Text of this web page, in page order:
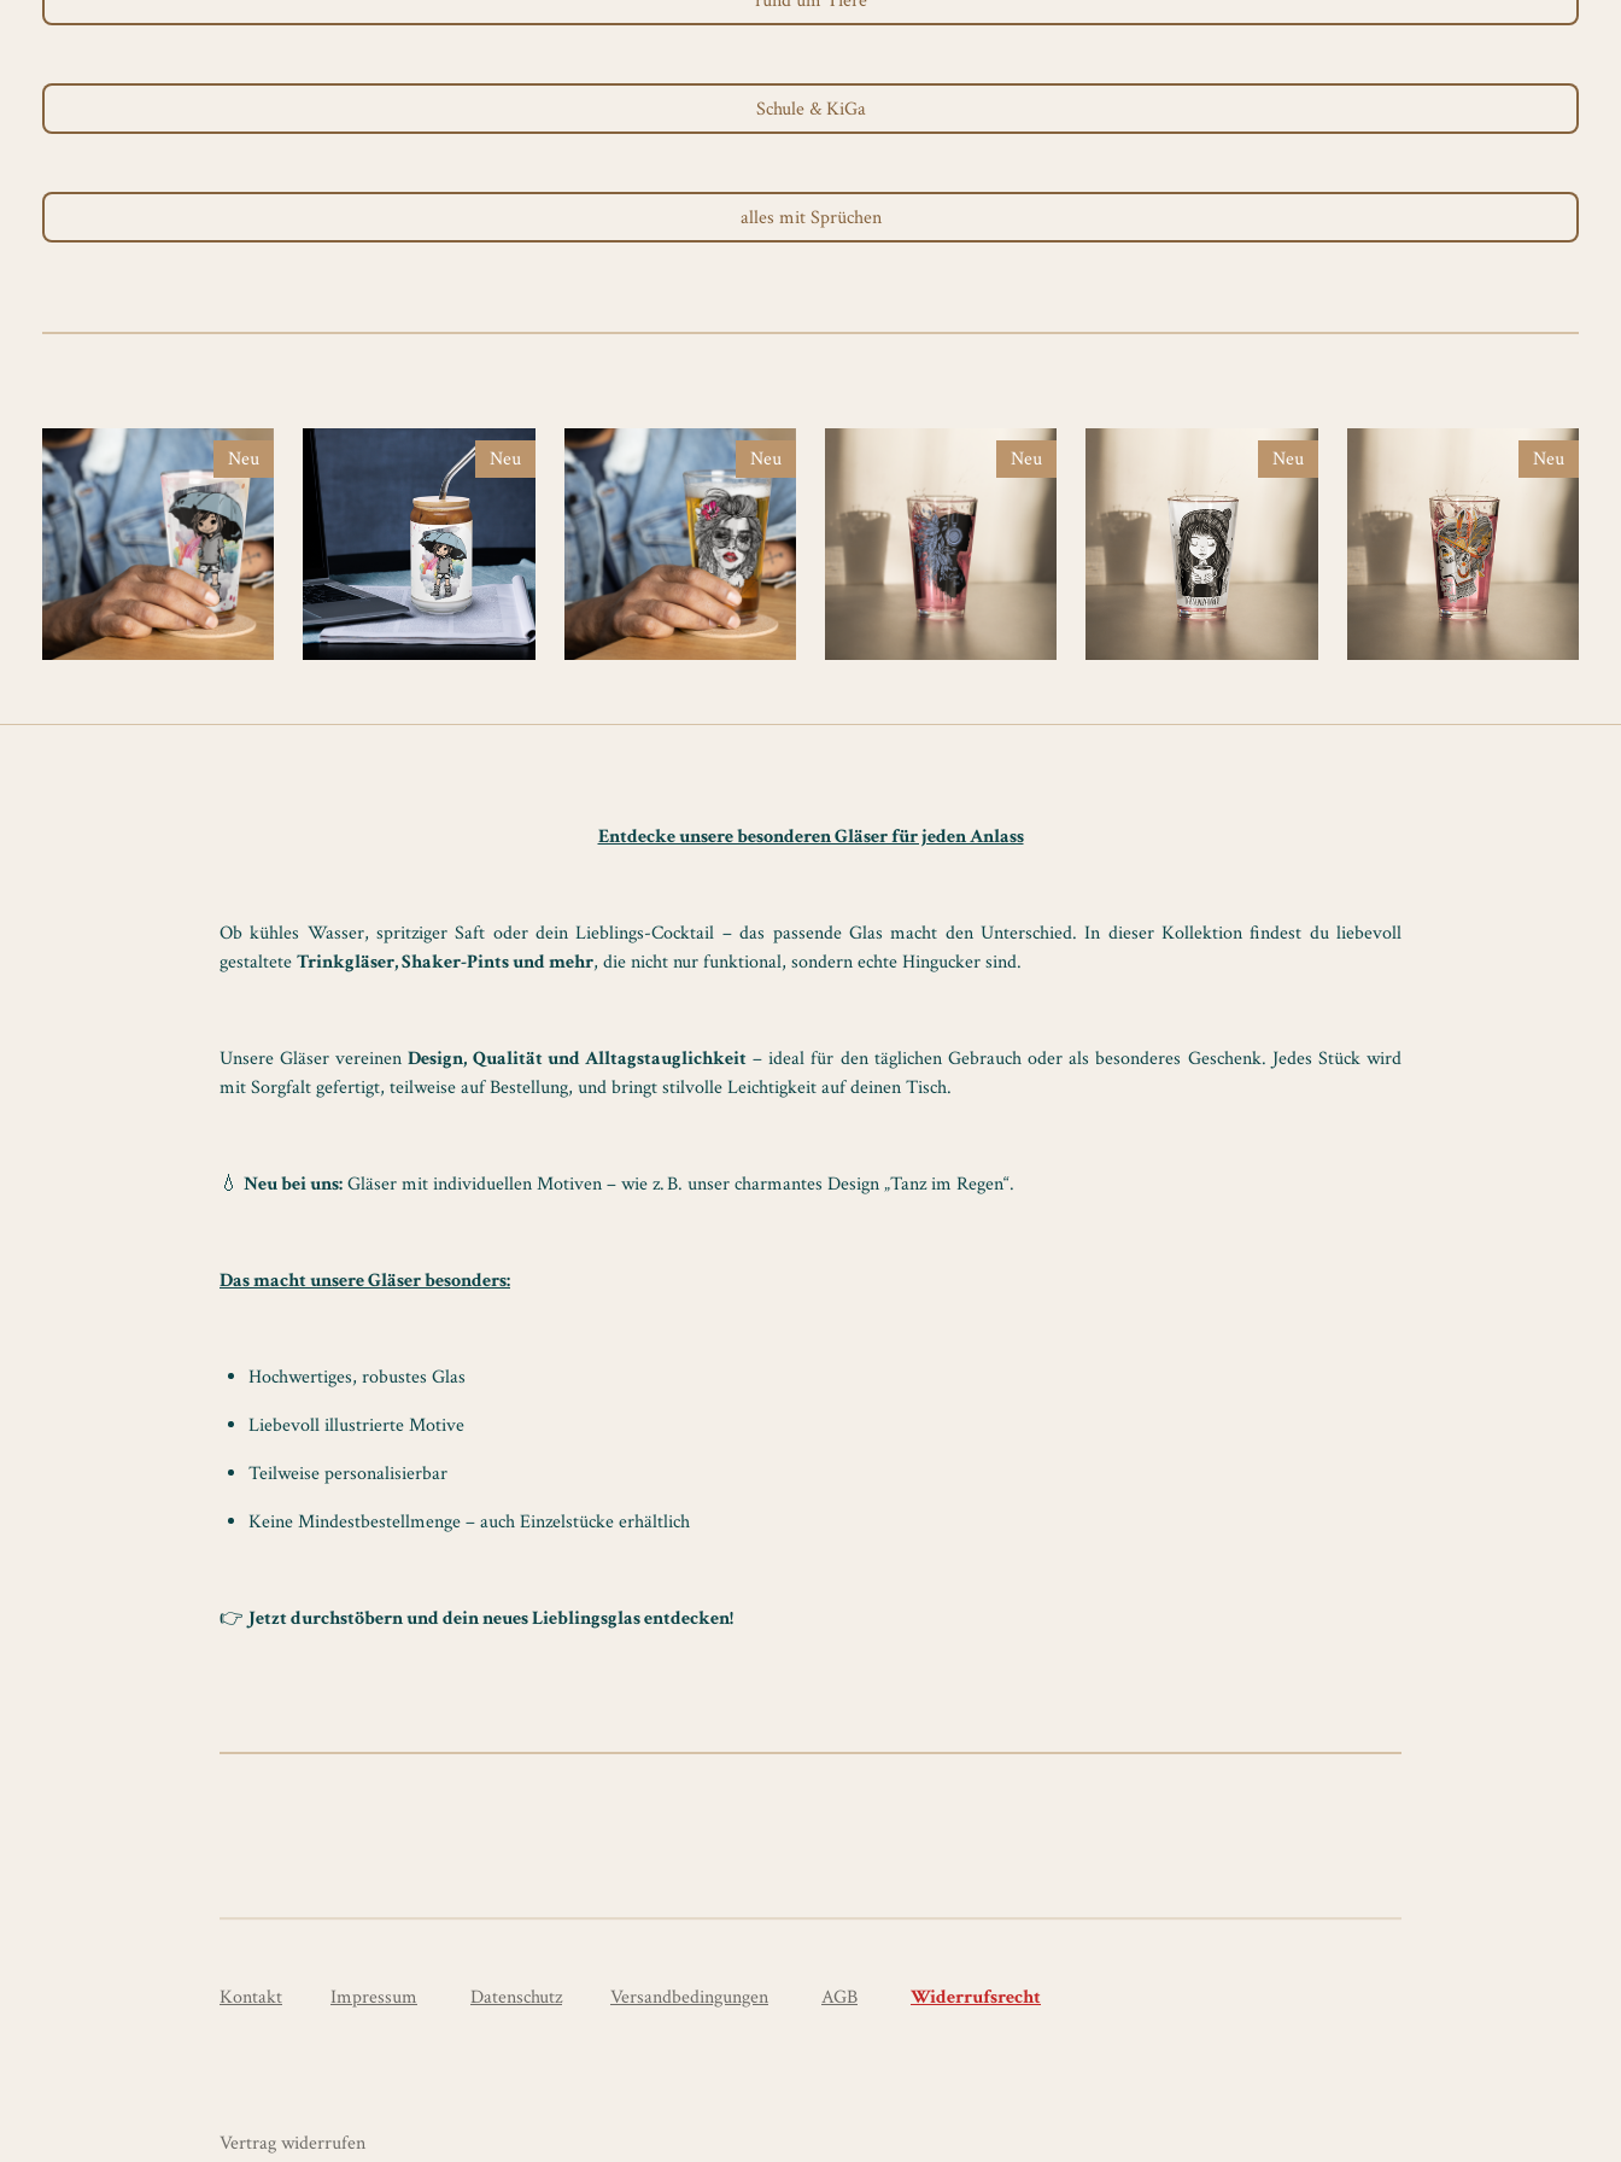
Schule & KiGa
alles mit Sprüchen
Neu Neu Neu Neu Neu Neu
Entdecke unsere besonderen Gläser für jeden Anlass
Ob kühles Wasser, spritziger Saft oder dein Lieblings-Cocktail – das passende Glas macht den Unterschied. In dieser Kollektion findest du liebevoll
gestalteteTrinkgläser, Shaker-Pints und mehr, die nicht nur funktional, sondern echte Hingucker sind.
Unsere Gläser vereinenDesign, Qualität und Alltagstauglichkeit– ideal für den täglichen Gebrauch oder als besonderes Geschenk. Jedes Stück wird
mit Sorgfalt gefertigt, teilweise auf Bestellung, und bringt stilvolle Leichtigkeit auf deinen Tisch.
💧 Neu bei uns:Gläser mit individuellen Motiven – wie z. B. unser charmantes Design „Tanz im Regen“.
Das macht unsere Gläser besonders:
Hochwertiges, robustes Glas
Liebevoll illustrierte Motive
Teilweise personalisierbar
Keine Mindestbestellmenge – auch Einzelstücke erhältlich
👉 Jetzt durchstöbern und dein neues Lieblingsglas entdecken!
Kontakt Impressum Datenschutz Versandbedingungen AGB Widerrufsrecht
Vertrag widerrufen